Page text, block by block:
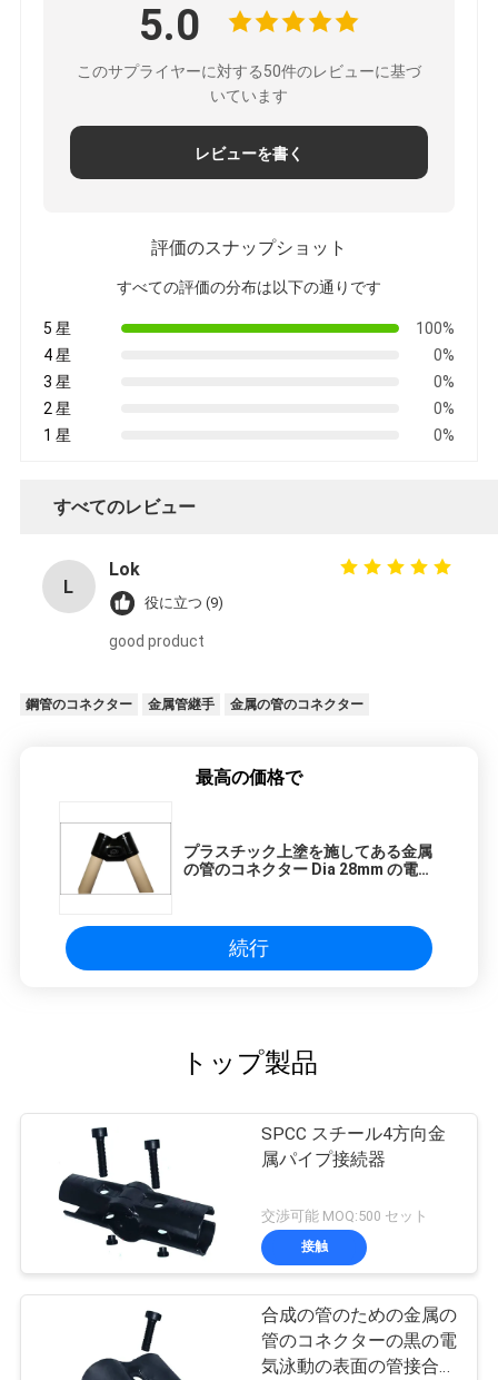
5.0
このサプライヤーに対する50件のレビューに基づ
いています
レビューを書く
評価のスナップショット
すべての評価の分布は以下の通りです
5 星
100%
4 星
0%
3 星
0%
2 星
0%
1 星
0%
すべてのレビュー
L
Lok
役に立つ (9)
good product
鋼管のコネクター 金属管継手 金属の管のコネクター
最高の価格で
プラスチック上塗を施してある金属
の管のコネクター Dia 28mm の電流
続行
トップ製品
SPCC スチール4方向金
属パイプ接続器
交渉可能 MOQ:500 セット
接触
合成の管のための金属の
管のコネクターの黒の電
気泳動の表面の管接合箇